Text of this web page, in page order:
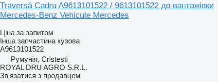
Traversă Cadru A9613101522 / 9613101522 до вантажівки
Mercedes-Benz Vehicule Mercedes
Ціна за запитом
Інша запчастина кузова
A9613101522
Румунія, Cristesti
ROYAL DRU AGRO S.R.L.
Зв'язатися з продавцем